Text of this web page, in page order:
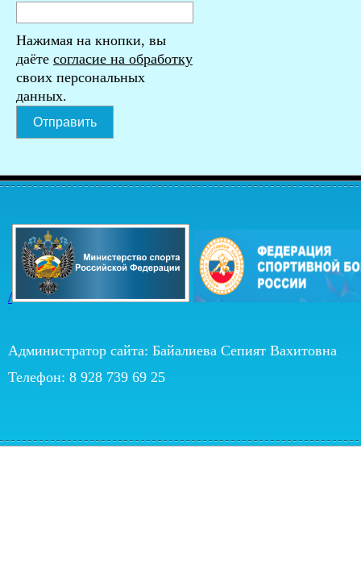
Нажимая на кнопки, вы
даёте согласие на обработку
своих персональных
данных.
Отправить
/
Администратор сайта: Байалиева Сепият Вахитовна
Телефон: 8 928 739 69 25